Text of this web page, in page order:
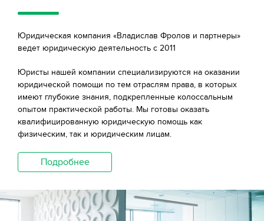
Юридическая компания «Владислав Фролов и партнеры»
ведет юридическую деятельность с 2011
Юристы нашей компании специализируются на оказании
юридической помощи по тем отраслям права, в которых
имеют глубокие знания, подкрепленные колоссальным
опытом практической работы. Мы готовы оказать
квалифицированную юридическую помощь как
физическим, так и юридическим лицам.
Подробнее